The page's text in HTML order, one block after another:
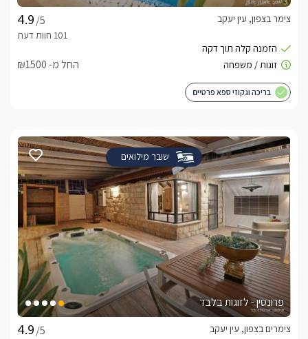
/5
צימר בצפון, עין יעקב
החל מ- ₪1500
בריכה וגקוזי ספא פרטיים
שובר מילואים
פרונסין - לזוגות בלבד
/5
צימרים בצפון, עין יעקב